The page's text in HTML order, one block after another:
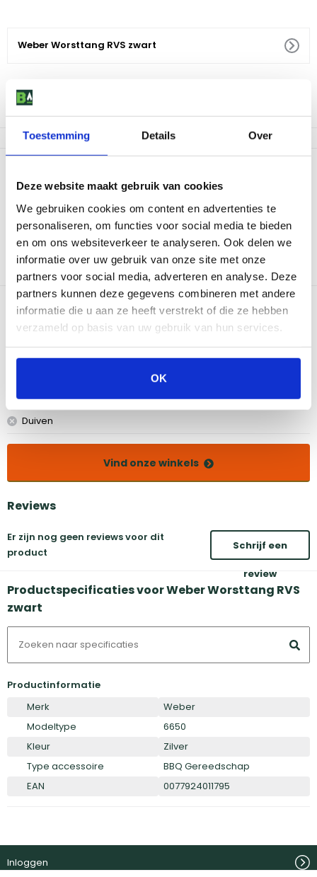
Toestemming Details Over
Deze website maakt gebruik van cookies
We gebruiken cookies om content en advertenties te
personaliseren, om functies voor social media te bieden
en om ons websiteverkeer te analyseren. Ook delen we
informatie over uw gebruik van onze site met onze
partners voor social media, adverteren en analyse. Deze
partners kunnen deze gegevens combineren met andere
informatie die u aan ze heeft verstrekt of die ze hebben
verzameld op basis van uw gebruik van hun services.
OK
Weber Worsttang RVS zwart
23,25
Hoogwaardige en elegante worsttang in RVS uitvoering. Met
zwarte kunststof handgreep voor optimale comfort en grip. Houdt
elke soort worst goed vast. Gemakkelijk op te hangen dankzij het
ophangoogje. - Voor alle soorten worsten - Door het haakje
simpel aan de weber bbq op te hangen - Gemakkel schoon te
maken - Ligt prettig in de hand dankzij kunststof - Hoogwaardig
RVS.
Bekijk dit product in onze winkels
Amsterdam
Duiven
Eindhoven
Vind onze winkels
Reviews
Er zijn nog geen reviews voor dit
product
Schrijf een
review
Productspecificaties voor Weber Worsttang RVS
zwart
Productinformatie
Merk
Weber
Modeltype
6650
Kleur
Zilver
Type accessoire
BBQ Gereedschap
EAN
0077924011795
Inloggen